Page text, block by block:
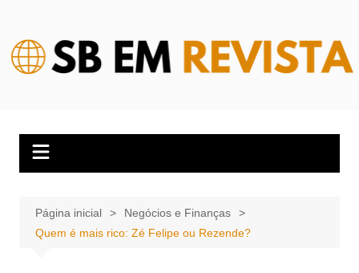
conteúdo
Página inicial
Negócios e Finanças
Quem é mais rico: Zé Felipe ou Rezende?